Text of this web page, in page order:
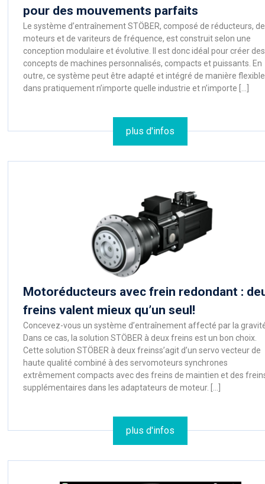
pour des mouvements parfaits
Le système d’entraînement STÖBER, composé de réducteurs, de
moteurs et de variteurs de fréquence, est construit selon une
conception modulaire et évolutive. Il est donc idéal pour créer des
concepts de machines personnalisés, compacts et puissants. En
outre, ce système peut être adapté et intégré de manière flexible
dans pratiquement n’importe quelle industrie et n’importe […]
plus d'infos
Motoréducteurs avec frein redondant :
freins valent mieux qu’un seul!
Concevez-vous un système d’entraînement affecté par la
Dans ce cas, la solution STÖBER à deux freins est un bon choix.
Cette solution STÖBER à deux freinss’agit d’un servo vecteur de
haute qualité combiné à des servomoteurs synchrones
extrêmement compacts avec des freins de maintien et des
supplémentaires dans les adaptateurs de moteur. […]
plus d'infos